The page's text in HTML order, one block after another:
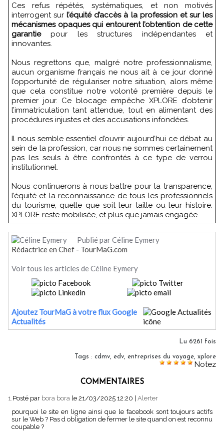
Ces refus répétés, systématiques, et non motivés
interrogent surl’équité d’accès à la profession et sur les
mécanismes opaques qui entourent l’obtention de cette
garantiepour les structures indépendantes et
innovantes.
Nous regrettons que, malgré notre professionnalisme,
aucun organisme français ne nous ait à ce jour donné
l’opportunité de régulariser notre situation, alors même
que cela constitue notre volonté première depuis le
premier jour. Ce blocage empêche XPLORE d’obtenir
l’immatriculation tant attendue, tout en alimentant des
procédures injustes et des accusations infondées.
Il nous semble essentiel d’ouvrir aujourd’hui ce débat au
sein de la profession, car nous ne sommes certainement
pas les seuls à être confrontés à ce type de verrou
institutionnel.
Nous continuerons à nous battre pour la transparence,
l’équité et la reconnaissance de tous les professionnels
du tourisme, quelle que soit leur taille ou leur histoire.
XPLORE reste mobilisée, et plus que jamais engagée.
Publié par Céline Eymery
Rédactrice en Chef - TourMaG.com
Voir tous les articles de Céline Eymery
Ajoutez TourMaG à votre flux Google
Actualités
Lu 6261 fois
Tags : cdmv, edv, entreprises du voyage, xplore
Notez
COMMENTAIRES
1. Posté par bora bora le 21/03/2025 12:20
Alerter
pourquoi le site en ligne ainsi que le facebook sont toujours actifs
sur le Web ? Pas d obligation de fermer le site quand on est reconnu
coupable ?